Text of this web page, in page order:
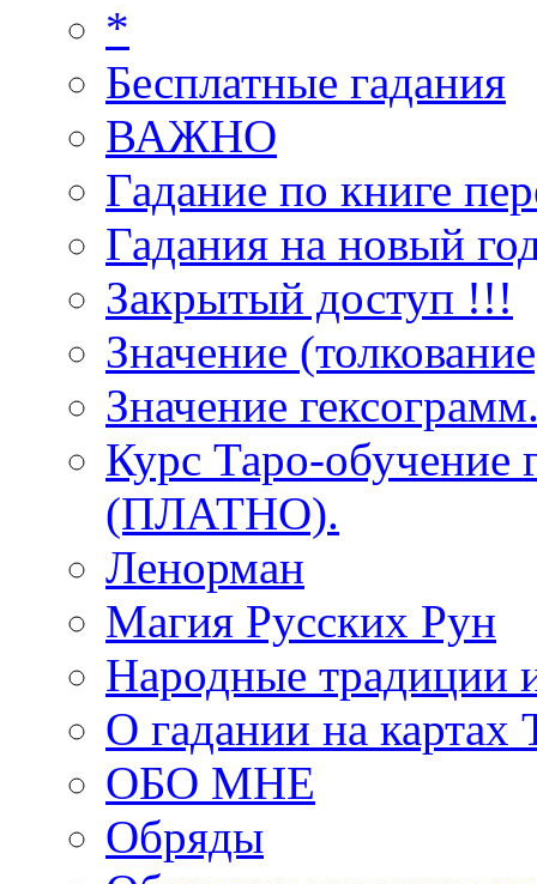
*
Бесплатные гадания
ВАЖНО
Гадание по книге
Гадания на новый
Закрытый доступ !!!
Значение
Значение
Курс Таро-обучение
(ПЛАТНО).
Ленорман
Магия Русских Рун
Народные традиции
О гадании на картах
ОБО МНЕ
Обряды